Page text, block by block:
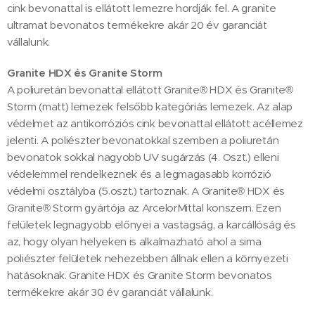
cink bevonattal is ellátott lemezre hordják fel. A granite
ultramat bevonatos termékekre akár 20 év garanciát
vállalunk.
Granite HDX és Granite Storm
A poliuretán bevonattal ellátott Granite® HDX és Granite®
Storm (matt) lemezek felsőbb kategóriás lemezek. Az alap
védelmet az antikorróziós cink bevonattal ellátott acéllemez
jelenti. A poliészter bevonatokkal szemben a poliuretán
bevonatok sokkal nagyobb UV sugárzás (4. Oszt.) elleni
védelemmel rendelkeznek és a legmagasabb korrózió
védelmi osztályba (5.oszt.) tartoznak. A Granite® HDX és
Granite® Storm gyártója az ArcelorMittal konszern. Ezen
felületek legnagyobb előnyei a vastagság, a karcállóság és
az, hogy olyan helyeken is alkalmazható ahol a sima
poliészter felületek nehezebben állnak ellen a környezeti
hatásoknak. Granite HDX és Granite Storm bevonatos
termékekre akár 30 év garanciát vállalunk.